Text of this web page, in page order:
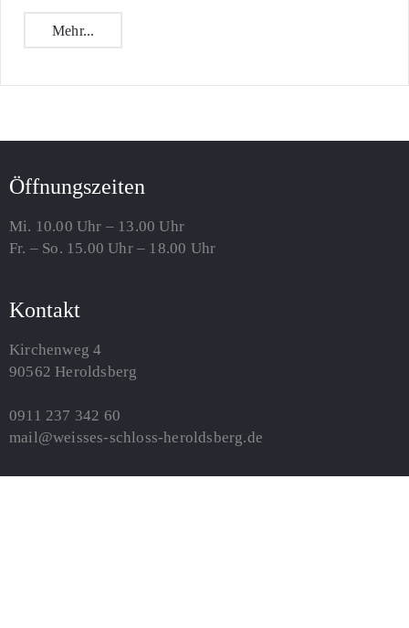
Mehr...
Öffnungszeiten
Mi. 10.00 Uhr – 13.00 Uhr
Fr. – So. 15.00 Uhr – 18.00 Uhr
Kontakt
Kirchenweg 4
90562 Heroldsberg
0911 237 342 60
mail@weisses-schloss-heroldsberg.de